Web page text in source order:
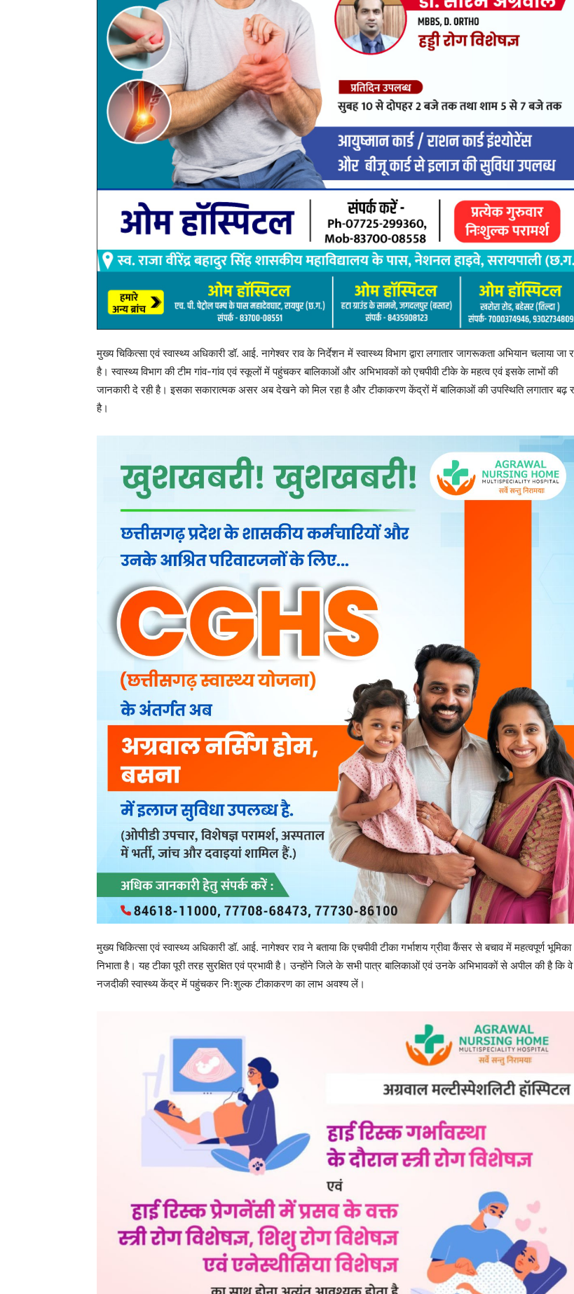
मुख्य चिकित्सा एवं स्वास्थ्य अधिकारी डॉ. आई. नागेश्वर राव ने बताया कि एचपीवी टीका गर्भाशय ग्रीवा कैंसर से बचाव में महत्वपूर्ण भूमिका
निभाता है। यह टीका पूरी तरह सुरक्षित एवं प्रभावी है। उन्होंने जिले के सभी पात्र बालिकाओं एवं उनके अभिभावकों से अपील की है कि वे
नजदीकी स्वास्थ्य केंद्र में पहुंचकर निःशुल्क टीकाकरण का लाभ अवश्य लें।
जिला टीकाकरण अधिकारी डॉ. अरविंद गुप्ता ने कहा कि जिले के सभी सामुदायिक स्वास्थ्य केंद्र, प्राथमिक स्वास्थ्य केंद्र एवं मेडिकल
कॉलेज में नियमित रूप से एचपीवी टीकाकरण किया जा रहा है। स्वास्थ्य विभाग की टीम द्वारा लगातार निगरानी एवं जागरूकता गतिविधियां
संचालित की जा रही हैं।
उन्होंने कहा कि शुरुआती दिनों की तुलना में अब बालिकाओं में काफी उत्साह देखने को मिल रहा है और बड़ी संख्या में बालिकाएं स्वयं आगे
आकर टीका लगवा रही हैं। उन्होंने अभिभावकों से अपील की कि वे किसी भी प्रकार की भ्रांतियों पर ध्यान न दें और अपनी बेटियों को समय
पर एचपीवी टीका अवश्य लगवाएं।